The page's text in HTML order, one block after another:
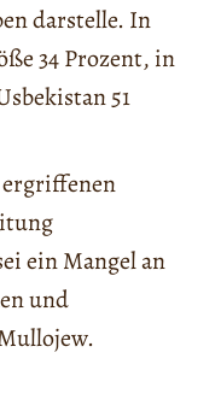
darstelle. In
34 Prozent, in
51
ein Mangel an
und